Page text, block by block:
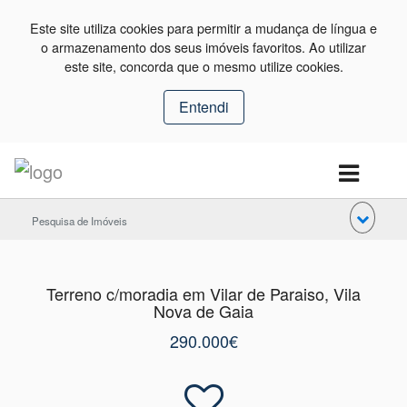
Este site utiliza cookies para permitir a mudança de língua e
o armazenamento dos seus imóveis favoritos. Ao utilizar
este site, concorda que o mesmo utilize cookies.
Entendi
Pesquisa de Imóveis
Terreno c/moradia em Vilar de Paraiso, Vila
Nova de Gaia
290.000€